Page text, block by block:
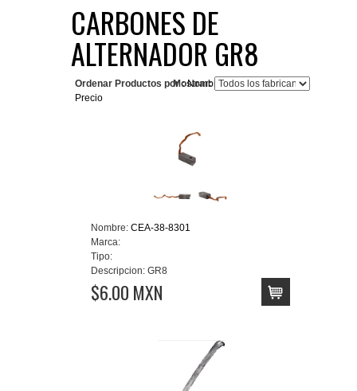
CARBONES DE
ALTERNADOR GR8
Mostrar:
Ordenar Productos por : Nombre del Producto+
Precio
Nombre: CEA-38-8301
Marca:
Tipo:
Descripcion: GR8
$6.00 MXN